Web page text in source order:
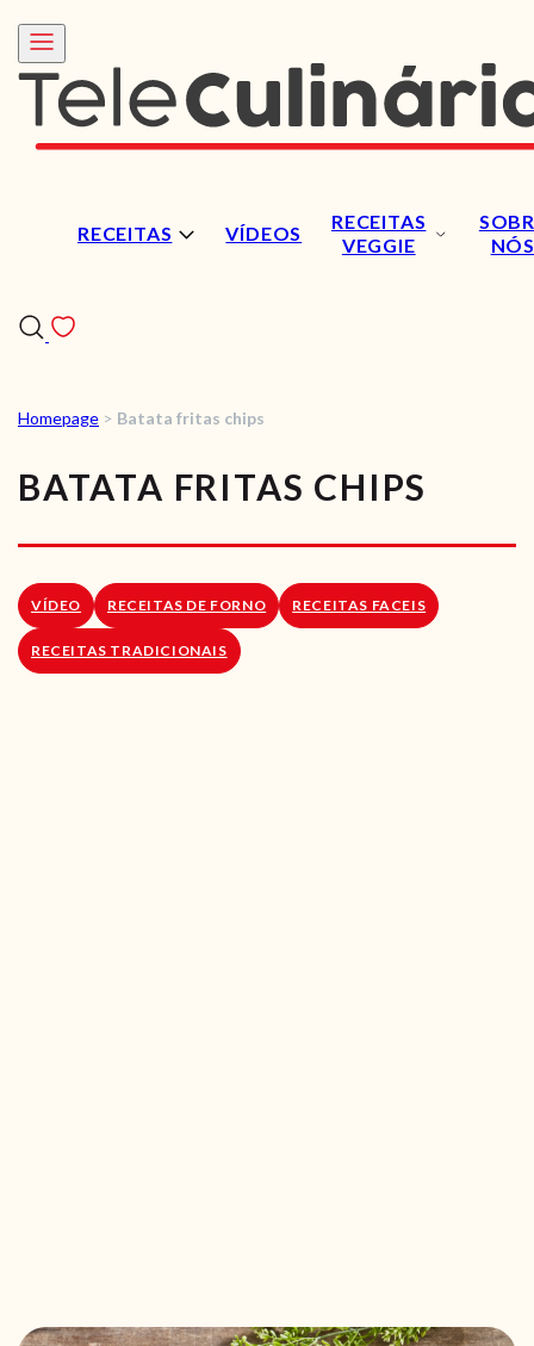
RECEITAS VÍDEOS
RECEITAS
VEGGIE
NÓS
RECEITAS
VÍDEOS
RECEITAS VEGGIE
SOBRE NÓS
LOJA ONLINE
Homepage > Batata fritas chips
BATATA FRITAS CHIPS
VÍDEO RECEITAS DE FORNO RECEITAS FACEIS
RECEITAS TRADICIONAIS